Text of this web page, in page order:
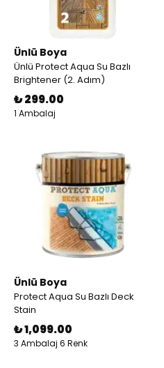
Ünlü Boya
Ünlü Protect Aqua Su Bazlı
Brightener (2. Adım)
₺ 299.00
1 Ambalaj
Ünlü Boya
Protect Aqua Su Bazlı Deck
Stain
₺ 1,099.00
3 Ambalaj 6 Renk